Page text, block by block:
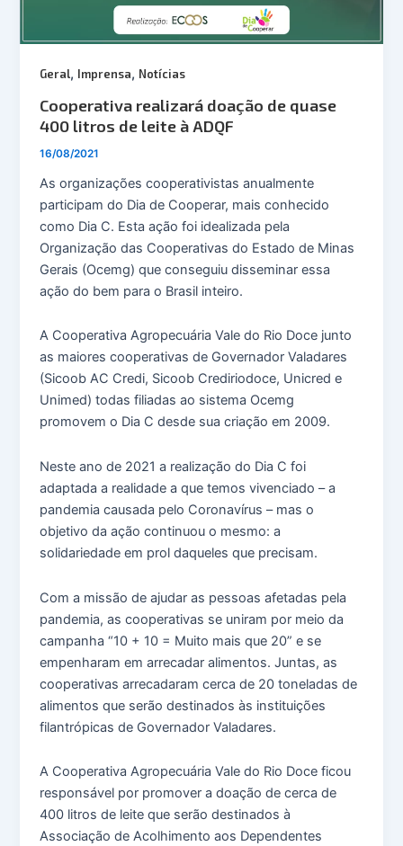
Geral, Imprensa, Notícias
Cooperativa realizará doação de quase
400 litros de leite à ADQF
16/08/2021
As organizações cooperativistas anualmente
participam do Dia de Cooperar, mais conhecido
como Dia C. Esta ação foi idealizada pela
Organização das Cooperativas do Estado de Minas
Gerais (Ocemg) que conseguiu disseminar essa
ação do bem para o Brasil inteiro.
A Cooperativa Agropecuária Vale do Rio Doce junto
as maiores cooperativas de Governador Valadares
(Sicoob AC Credi, Sicoob Crediriodoce, Unicred e
Unimed) todas filiadas ao sistema Ocemg
promovem o Dia C desde sua criação em 2009.
Neste ano de 2021 a realização do Dia C foi
adaptada a realidade a que temos vivenciado – a
pandemia causada pelo Coronavírus – mas o
objetivo da ação continuou o mesmo: a
solidariedade em prol daqueles que precisam.
Com a missão de ajudar as pessoas afetadas pela
pandemia, as cooperativas se uniram por meio da
campanha “10 + 10 = Muito mais que 20” e se
empenharam em arrecadar alimentos. Juntas, as
cooperativas arrecadaram cerca de 20 toneladas de
alimentos que serão destinados às instituições
filantrópicas de Governador Valadares.
A Cooperativa Agropecuária Vale do Rio Doce ficou
responsável por promover a doação de cerca de
400 litros de leite que serão destinados à
Associação de Acolhimento aos Dependentes